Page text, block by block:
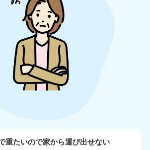
重たいので家から運び出せない